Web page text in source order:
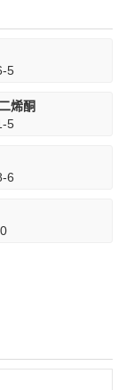
5
烯酮
5
6